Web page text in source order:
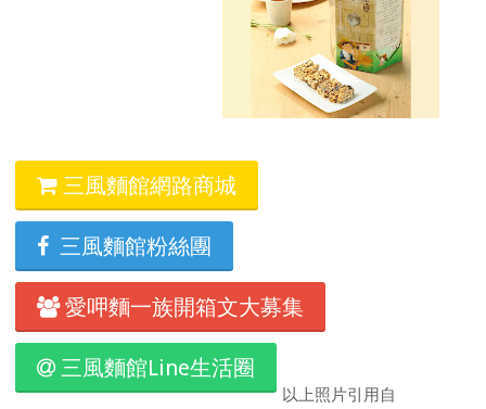
三風麵館網路商城
三風麵館粉絲團
愛呷麵一族開箱文大募集
三風麵館Line生活圈
以上照片引用自